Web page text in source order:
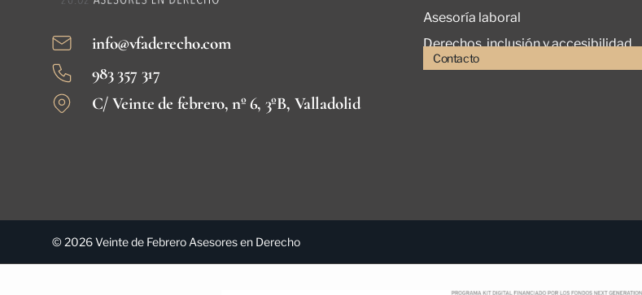
info@vfaderecho.com
983 357 317
C/ Veinte de febrero, nº 6, 3ºB, Valladolid
Asesoría laboral
Derechos, inclusión y accesibilidad
Contacto
© 2026 Veinte de Febrero Asesores en Derecho